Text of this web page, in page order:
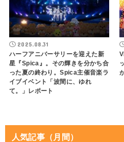
2025.08.31
ハーフアニバーサリーを迎えた新
星『Spica』。その輝きを分かち合
った夏の終わり。Spica主催音楽ラ
イブイベント「波間に、ゆれ
て。」レポート
人気記事（月間）